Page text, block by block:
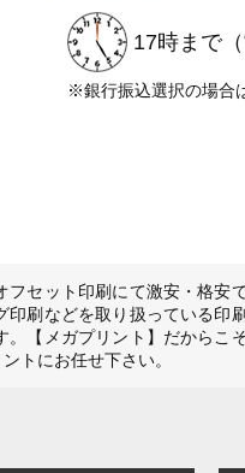
17時まで
※銀行振込選択の場合
セット印刷にて激安・格安
刷などを取り扱っている印
【メガプリント】だからこ
トにお任せ下さい。